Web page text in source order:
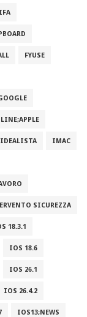
FYUSE
IDEALISTA IMAC
SICUREZZA
18.3.1
IOS 18.6
IOS 26.1
IOS 26.4.2
IOS13;NEWS